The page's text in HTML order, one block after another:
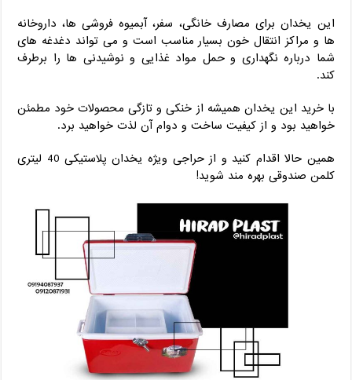
این یخدان برای مصارف خانگی، سفر، آبمیوه فروشی ‌ها، داروخانه
‌ها و مراکز انتقال خون بسیار مناسب است و می‌ تواند دغدغه‌ های
شما درباره نگهداری و حمل مواد غذایی و نوشیدنی ‌ها را برطرف
کند.
با خرید این یخدان همیشه از خنکی و تازگی محصولات خود مطمئن
خواهید بود و از کیفیت ساخت و دوام آن لذت خواهید برد.
همین حالا اقدام کنید و از حراجی ویژه یخدان پلاستیکی 40 لیتری
کلمن صندوقی بهره ‌مند شوید!